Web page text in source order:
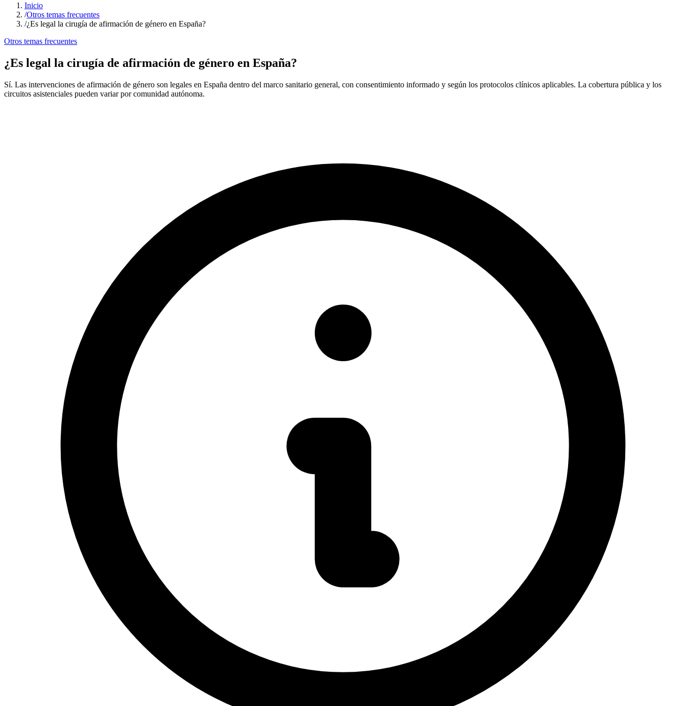
Inicio
/Otros temas frecuentes
/¿Es legal la cirugía de afirmación de género en España?
Otros temas frecuentes
¿Es legal la cirugía de afirmación de género en España?
Sí. Las intervenciones de afirmación de género son legales en España dentro del marco sanitario general, con consentimiento informado y según los protocolos clínicos aplicables. La cobertura pública y los
circuitos asistenciales pueden variar por comunidad autónoma.